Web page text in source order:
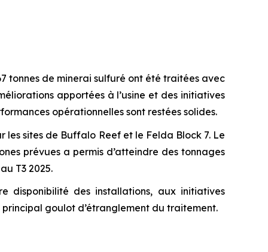
tonnes de minerai sulfuré ont été traitées avec
apportées à l’usine et des initiatives
opérationnelles sont restées solides.
les sites de Buffalo Reef et le Felda Block 7. Le
prévues a permis d’atteindre des tonnages
T3 2025.
des installations, aux initiatives
goulot d’étranglement du traitement.